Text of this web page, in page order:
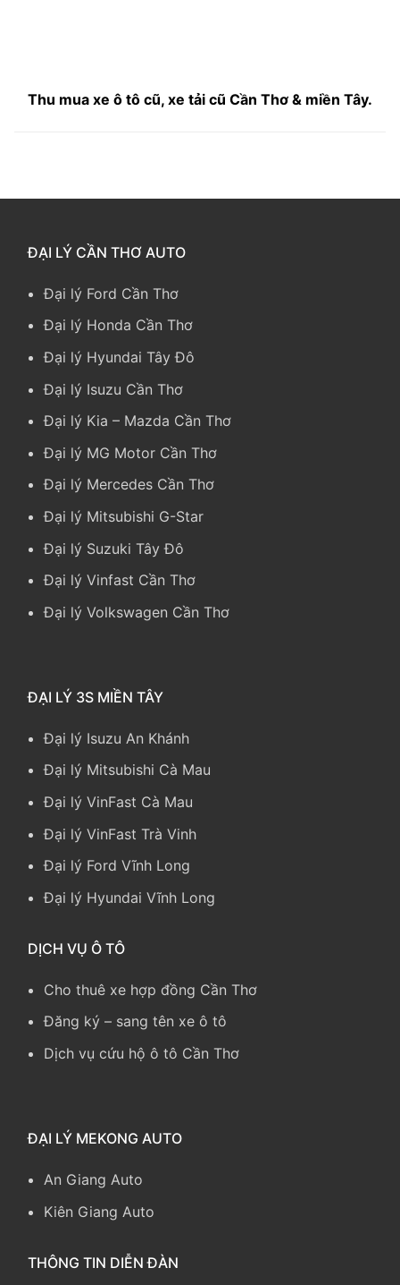
Thu mua xe ô tô cũ, xe tải cũ Cần Thơ & miền Tây.
ĐẠI LÝ CẦN THƠ AUTO
Đại lý Ford Cần Thơ
Đại lý Honda Cần Thơ
Đại lý Hyundai Tây Đô
Đại lý Isuzu Cần Thơ
Đại lý Kia – Mazda Cần Thơ
Đại lý MG Motor Cần Thơ
Đại lý Mercedes Cần Thơ
Đại lý Mitsubishi G-Star
Đại lý Suzuki Tây Đô
Đại lý Vinfast Cần Thơ
Đại lý Volkswagen Cần Thơ
ĐẠI LÝ 3S MIỀN TÂY
Đại lý Isuzu An Khánh
Đại lý Mitsubishi Cà Mau
Đại lý VinFast Cà Mau
Đại lý VinFast Trà Vinh
Đại lý Ford Vĩnh Long
Đại lý Hyundai Vĩnh Long
DỊCH VỤ Ô TÔ
Cho thuê xe hợp đồng Cần Thơ
Đăng ký – sang tên xe ô tô
Dịch vụ cứu hộ ô tô Cần Thơ
ĐẠI LÝ MEKONG AUTO
An Giang Auto
Kiên Giang Auto
THÔNG TIN DIỄN ĐÀN